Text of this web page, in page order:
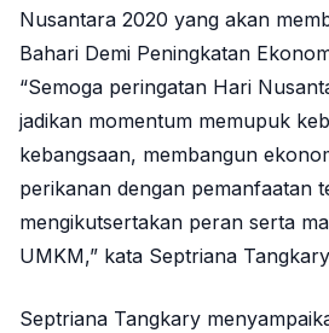
Nusantara 2020 yang akan
Bahari Demi Peningkatan
“Semoga peringatan Hari
jadikan momentum memupuk
kebangsaan, membangun
perikanan dengan pemanfaatan
mengikutsertakan peran serta
UMKM,” kata Septriana
Septriana Tangkary